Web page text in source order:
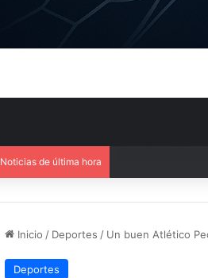
Noticias de última hora
Inicio / Deportes / Un buen Atlético
Deportes